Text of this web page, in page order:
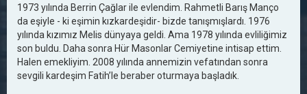
1973 yılında Berrin Çağlar ile evlendim. Rahmetli Barış Manço
da eşiyle - ki eşimin kızkardeşidir- bizde tanışmışlardı. 1976
yılında kızımız Melis dünyaya geldi. Ama 1978 yılında evliliğimiz
son buldu. Daha sonra Hür Masonlar Cemiyetine intisap ettim.
Halen emekliyim. 2008 yılında annemizin vefatından sonra
sevgili kardeşim Fatih’le beraber oturmaya başladık.